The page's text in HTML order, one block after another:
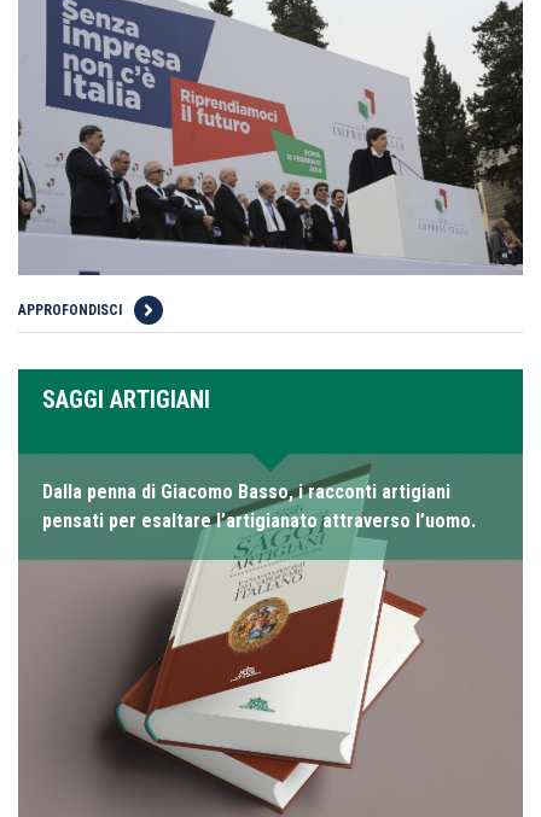
APPROFONDISCI
SAGGI ARTIGIANI
Dalla penna di Giacomo Basso, i racconti artigiani
pensati per esaltare l’artigianato attraverso l’uomo.